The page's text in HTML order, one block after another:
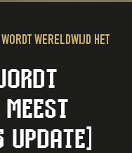
WERELDWIJD HET